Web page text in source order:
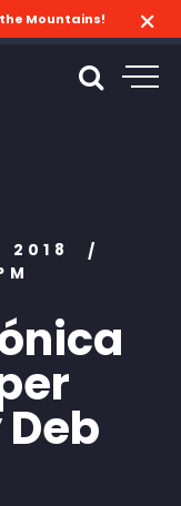
the Mountains!
2018
/